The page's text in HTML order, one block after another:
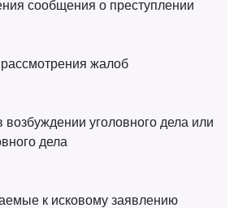
сообщения о преступлении
жалоб
возбуждении уголовного дела или
дела
к исковому заявлению